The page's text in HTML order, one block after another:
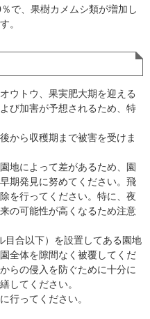
で、果樹カメムシ類が増加し
。
ウトウ、果実肥大期を迎える
び加害が予想されるため、特
から収穫期まで被害を受けま
地によって差があるため、園
期発見に努めてください。飛
を行ってください。特に、夜
の可能性が高くなるため注意
目合以下）を設置してある園地
全体を隙間なく被覆してくだ
らの侵入を防ぐために十分に
してください。
行ってください。